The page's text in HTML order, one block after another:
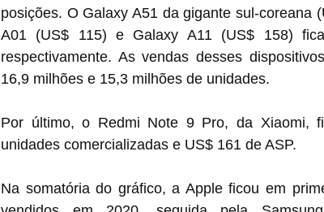
posições. O Galaxy A51 da gigante sul-coreana
A01 (US$ 115) e Galaxy A11 (US$ 158)
respectivamente. As vendas desses
16,9 milhões e 15,3 milhões de unidades.
Por último, o Redmi Note 9 Pro, da Xiaomi,
unidades comercializadas e US$ 161 de ASP.
Na somatória do gráfico, a Apple ficou em